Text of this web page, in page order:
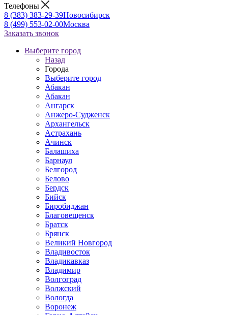
Телефоны
8 (383) 383-29-39Новосибирск
8 (499) 553-02-00Москва
Заказать звонок
Выберите город
Назад
Города
Выберите город
Абакан
Абакан
Ангарск
Анжеро-Судженск
Архангельск
Астрахань
Ачинск
Балашиха
Барнаул
Белгород
Белово
Бердск
Бийск
Биробиджан
Благовещенск
Братск
Брянск
Великий Новгород
Владивосток
Владикавказ
Владимир
Волгоград
Волжский
Вологда
Воронеж